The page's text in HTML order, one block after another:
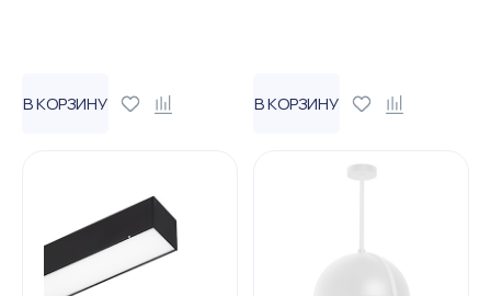
В КОРЗИНУ В КОРЗИНУ